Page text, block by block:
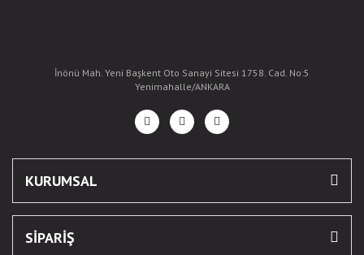
İnönü Mah. Yeni Başkent Oto Sanayi Sitesi 1758. Cad. No:5
Yenimahalle/ANKARA
KURUMSAL
SİPARİŞ